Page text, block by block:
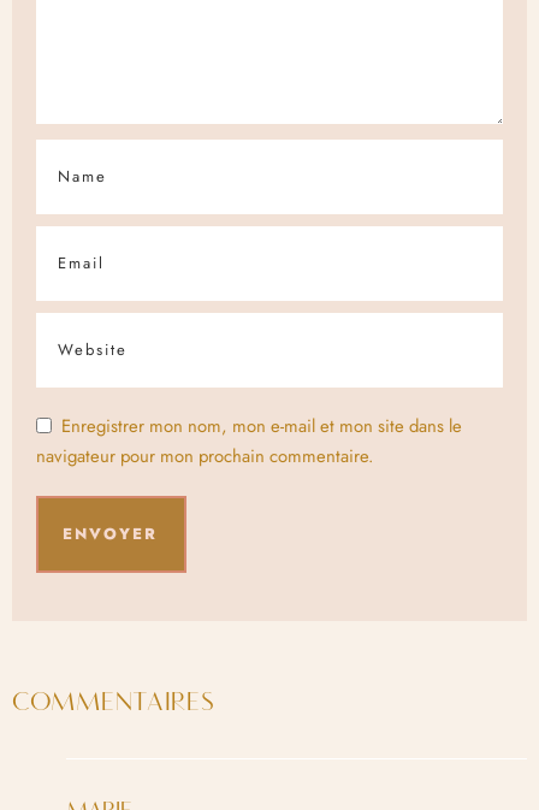
Enregistrer mon nom, mon e-mail et mon site dans le
navigateur pour mon prochain commentaire.
COMMENTAIRES